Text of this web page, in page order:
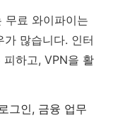
무료 와이파이는
많습니다. 인터
하고, VPN을 활
그인, 금융 업무